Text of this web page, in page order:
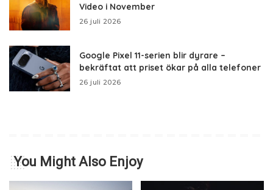
Video i November
26 juli 2026
Google Pixel 11-serien blir dyrare –
bekräftat att priset ökar på alla telefoner
26 juli 2026
You Might Also Enjoy